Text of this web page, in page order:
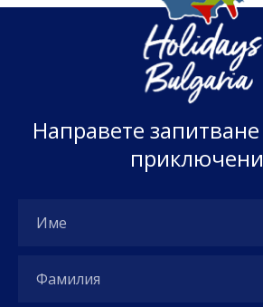
Направете запитване
приключени